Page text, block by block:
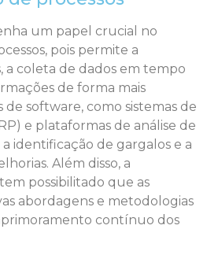
um papel crucial no
pois permite a
a coleta de dados em tempo
de forma mais
software, como sistemas de
e plataformas de análise de
identificação de gargalos e a
Além disso, a
possibilitado que as
abordagens e metodologias
contínuo dos